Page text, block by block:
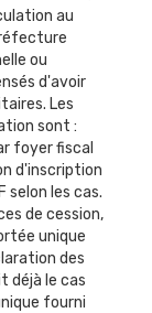
au
ou
d'avoir
Les
sont :
foyer fiscal
d'inscription
selon les cas.
de cession,
unique
des
déjà le cas
fourni